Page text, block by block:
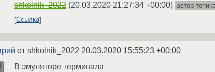
shkolnik_2022 (20.03.2020 21:27:34 +00:00) автор
Ссылка
от shkolnik_2022 20.03.2020 15:55:23 +00:00
В эмуляторе терминала